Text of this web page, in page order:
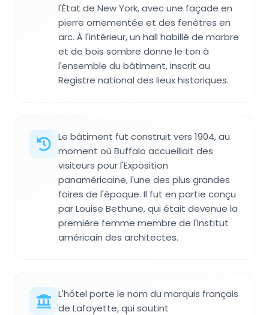
l'État de New York, avec une façade en
pierre ornementée et des fenêtres en
arc. À l'intérieur, un hall habillé de marbre
et de bois sombre donne le ton à
l'ensemble du bâtiment, inscrit au
Registre national des lieux historiques.
Le bâtiment fut construit vers 1904, au
moment où Buffalo accueillait des
visiteurs pour l'Exposition
panaméricaine, l'une des plus grandes
foires de l'époque. Il fut en partie conçu
par Louise Bethune, qui était devenue la
première femme membre de l'Institut
américain des architectes.
L'hôtel porte le nom du marquis français
de Lafayette, qui soutint